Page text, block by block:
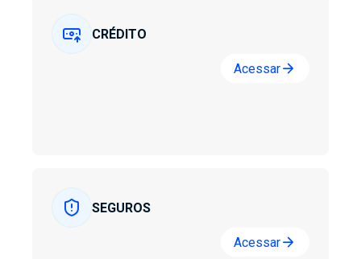
CRÉDITO
Acessararrow_forward
SEGUROS
Acessararrow_forward